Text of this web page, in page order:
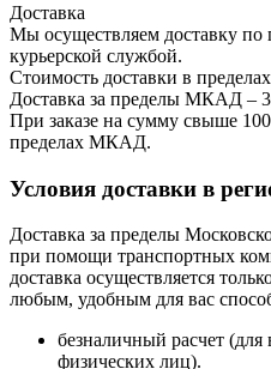
Доставка
Мы осуществляем доставку
курьерской службой.
Стоимость доставки в
Доставка за пределы МКАД –
При заказе на сумму свыше
пределах МКАД.
Условия доставки в
Доставка за пределы
при помощи транспортных
доставка осуществляется
любым, удобным для вас
безналичный расчет
физических лиц).